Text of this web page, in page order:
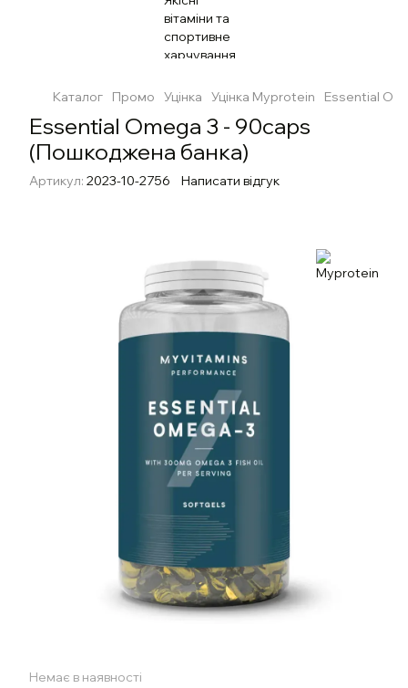
Каталог Промо Уцінка Уцінка Myprotein Essential
Essential Omega 3 - 90caps
(Пошкоджена банка)
Артикул: 2023-10-2756 Написати відгук
Немає в наявності